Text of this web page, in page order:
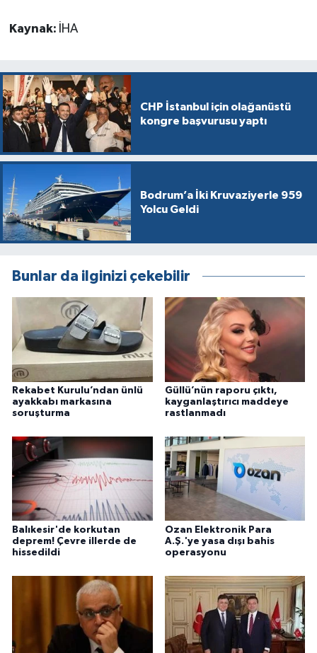
Kaynak: İHA
CHP İstanbul için olağanüstü
kongre başvurusu yaptı
Bodrum’a İki Kruvaziyerle 959
Yolcu Geldi
Bunlar da ilginizi çekebilir
Rekabet Kurulu’ndan ünlü
ayakkabı markasına
soruşturma
Güllü’nün raporu çıktı,
kayganlaştırıcı maddeye
rastlanmadı
Balıkesir'de korkutan
deprem! Çevre illerde de
hissedildi
Ozan Elektronik Para
A.Ş.'ye yasa dışı bahis
operasyonu